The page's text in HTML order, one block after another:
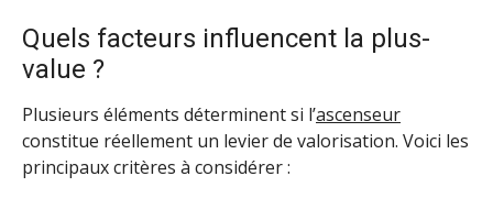
Quels facteurs influencent la plus-
value ?
Plusieurs éléments déterminent si l’ascenseur
constitue réellement un levier de valorisation. Voici les
principaux critères à considérer :